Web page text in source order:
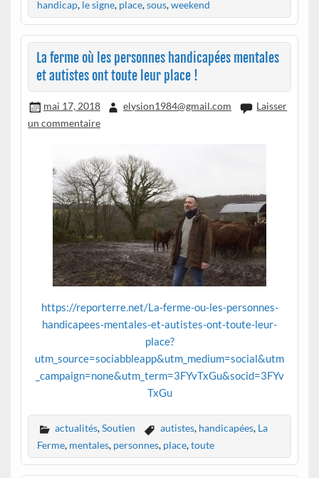
handicap, le signe, place,sous,weekend
La ferme où les personnes handicapées mentales
et autistes ont toute leur place !
mai 17, 2018 elysion1984@gmail.com
Laisser
un commentaire
https://reporterre.net/La-ferme-ou-les-personnes-
handicapees-mentales-et-autistes-ont-toute-leur-
place?
utm_source=sociabbleapp&utm_medium=social&utm
_campaign=none&utm_term=3FYvTxGu&socid=3FYv
TxGu
actualités,Soutien autistes, handicapées, La
Ferme, mentales, personnes, place,toute